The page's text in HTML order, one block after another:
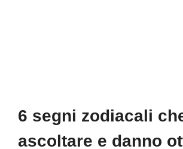
6 segni zodiacali
ascoltare e danno